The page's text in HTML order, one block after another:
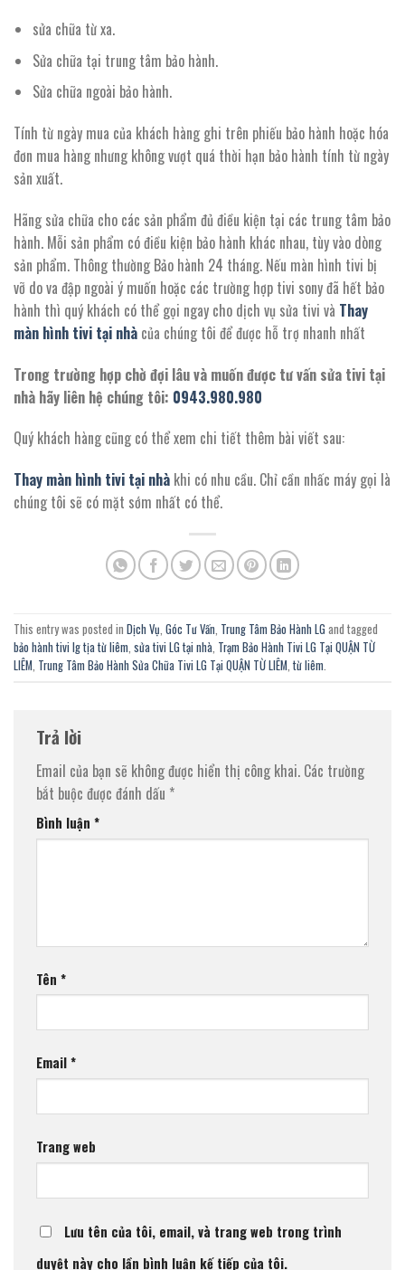
sửa chữa từ xa.
Sửa chữa tại trung tâm bảo hành.
Sửa chữa ngoài bảo hành.
Tính từ ngày mua của khách hàng ghi trên phiếu bảo hành hoặc hóa
đơn mua hàng nhưng không vượt quá thời hạn bảo hành tính từ ngày
sản xuất.
Hãng sửa chữa cho các sản phẩm đủ điều kiện tại các trung tâm bảo
hành. Mỗi sản phẩm có điều kiện bảo hành khác nhau, tùy vào dòng
sản phẩm. Thông thường Bảo hành 24 tháng. Nếu màn hình tivi bị
vỡ do va đập ngoài ý muốn hoặc các trường hợp tivi sony đã hết bảo
hành thì quý khách có thể gọi ngay cho dịch vụ sửa tivi và Thay
màn hình tivi tại nhà của chúng tôi để được hỗ trợ nhanh nhất
Trong trường hợp chờ đợi lâu và muốn được tư vấn sửa tivi tại
nhà hãy liên hệ chúng tôi: 0943.980.980
Quý khách hàng cũng có thể xem chi tiết thêm bài viết sau:
Thay màn hình tivi tại nhà khi có nhu cầu. Chỉ cần nhấc máy gọi là
chúng tôi sẽ có mặt sớm nhất có thể.
This entry was posted in Dịch Vụ Góc Tư Vấn Trung Tâm Bảo Hành LG and tagged
bảo hành tivi lg tịa từ liêm sửa tivi LG tại nhà Trạm Bảo Hành Tivi LG Tại QUẬN TỪ
LIÊM Trung Tâm Bảo Hành Sửa Chữa Tivi LG Tại QUẬN TỪ LIÊM từ liêm
Trả lời
Email của bạn sẽ không được hiển thị công khai. Các trường
bắt buộc được đánh dấu *
Bình luận *
Tên *
Email*
Trang web
Lưu tên của tôi, email, và trang web trong trình
duyệt này cho lần bình luận kế tiếp của tôi.